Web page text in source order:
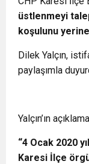
edildi
üstlenmeyi
koşulunu
Dilek Yalçın,
paylaşımla
Yalçın’ın
“4 Ocak 2020
Karesi İlçe